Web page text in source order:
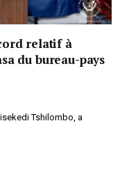
relatif à
du bureau-pays
Tshilombo, a